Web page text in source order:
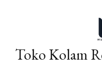
Toko Kolam